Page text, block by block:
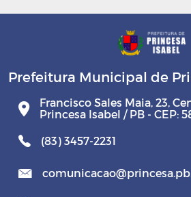
Prefeitura Municipal de
Francisco Sales Maia, 23,
Princesa Isabel / PB - CEP:
(83) 3457-2231